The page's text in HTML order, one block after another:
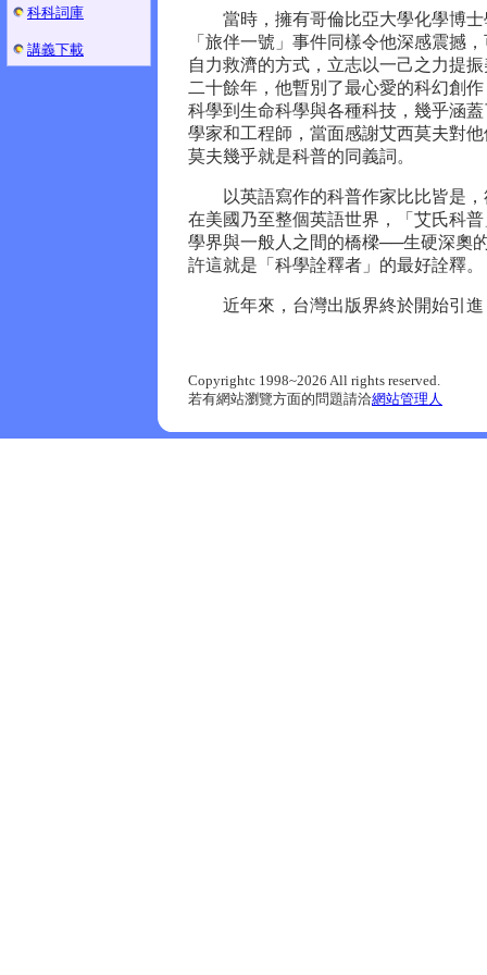
科科詞庫
講義下載
當時，擁有哥倫比亞大學化學博士
「旅伴一號」事件同樣令他深感震撼
自力救濟的方式，立志以一己之力提
二十餘年，他暫別了最心愛的科幻創
科學到生命科學與各種科技，幾乎涵
學家和工程師，當面感謝艾西莫夫對
莫夫幾乎就是科普的同義詞。
以英語寫作的科普作家比比皆是，
在美國乃至整個英語世界，「艾氏科
學界與一般人之間的橋樑──生硬深奧
許這就是「科學詮釋者」的最好詮釋。
近年來，台灣出版界終於開始引進
Copyrightc 1998~2026 All rights reserved.
若有網站瀏覽方面的問題請洽網站管理人